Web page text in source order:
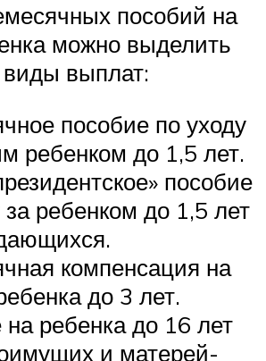
пособий на
можно выделить
выплат:
пособие по уходу
ребенком до 1,5 лет.
пособие
за ребенком до 1,5 лет
компенсация на
до 3 лет.
ребенка до 16 лет
и матерей-